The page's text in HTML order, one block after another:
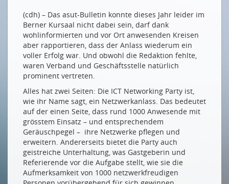
DATEN IM GESUNDHEITSWESEN
Sensorik und künstliche Intelligenz hilft, Parkinson-
Medikamente richtig zu dosieren
DATEN IM ENERGIESEKTOR
DATEN FÜR URBANE LEBENSRÄUME
Datenbasierte Innovation für lebenswerte Städte
DATEN IN DER FERTIGUNG
International vernetzte Kaffeemaschinen
DATEN IM SERVICE-BEREICH
(cdh) – Das asut-Bulletin konnte dieses Jahr leider im
Berner Kursaal nicht dabei sein, darf dank
wohlinformierten und vor Ort anwesenden Kreisen
aber rapportieren, dass der Anlass wiederum ein
voller Erfolg war. Und obwohl die Redaktion fehlte,
waren Verband und Geschäftsstelle natürlich
prominent vertreten.
Alles hat zwei Seiten: Die ICT Networking Party ist,
wie ihr Name sagt, ein Netzwerkanlass. Das bedeutet
auf der einen Seite, dass rund 1000 Anwesende mit
grösstem Einsatz – und entsprechendem
Geräuschpegel – ihre Netzwerke pflegen und
erweitern. Andererseits bietet die Party auch
geistreiche Unterhaltung, was Gastgeberin und
Referierende vor die Aufgabe stellt, wie sie die
Aufmerksamkeit von 1000 netzwerkfreudigen